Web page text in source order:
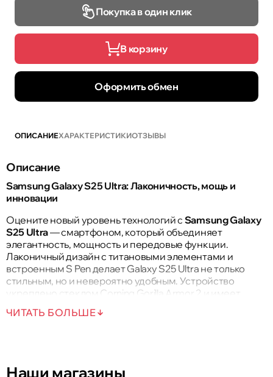
Покупка в один клик
В корзину
Оформить обмен
ОПИСАНИЕХАРАКТЕРИСТИКИОТЗЫВЫ
Описание
Samsung Galaxy S25 Ultra: Лаконичность, мощь и
инновации
Оцените новый уровень технологий с Samsung Galaxy
S25 Ultra— смартфоном, который объединяет
элегантность, мощность и передовые функции.
Лаконичный дизайн с титановыми элементами и
встроенным S Pen делает Galaxy S25 Ultra не только
стильным, но и невероятно удобным. Устройство
укреплено стеклом Corning Gorilla Armor 2 и имеет
условиях.
ЧИТАТЬ БОЛЬШЕ
Наши магазины